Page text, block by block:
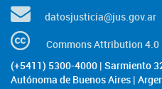
datosjusticia@jus.gov.ar
Commons Attribution
(+5411) 5300-4000 | Sarmiento
Autónoma de Buenos Aires |